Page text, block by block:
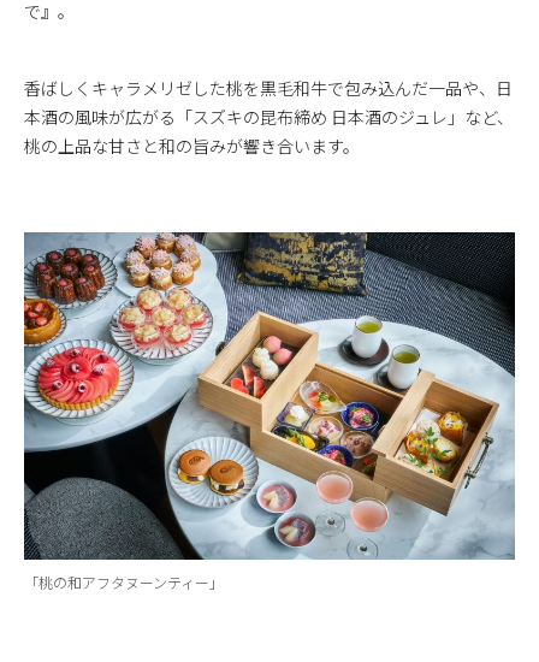
で』。
香ばしくキャラメリゼした桃を黒毛和牛で包み込んだ一品や、日
本酒の風味が広がる「スズキの昆布締め 日本酒のジュレ」など、
桃の上品な甘さと和の旨みが響き合います。
「桃の和アフタヌーンティー」